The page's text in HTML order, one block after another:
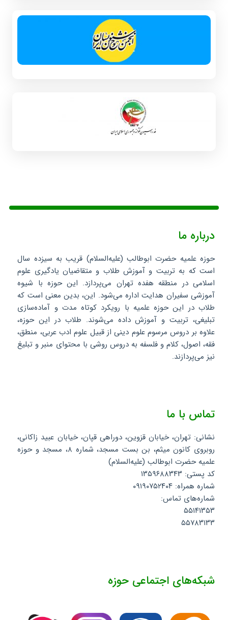
درباره ما
حوزه علمیه حضرت ابوطالب (علیه‌السلام) قریب به سیزده سال
است که به تربیت و آموزش طلاب و متقاضیان یادگیری علوم
اسلامی در منطقه هفده تهران می‌پردازد. این حوزه با شیوه
آموزشی سفیران هدایت اداره می‌شود. این، بدین معنی است که
طلاب در این حوزه علمیه با رویکرد کوتاه مدت و آماده‌سازی
تبلیغی، تربیت و آموزش داده می‌شوند. طلاب در این حوزه،
علاوه بر دروس مرسوم علوم دینی از قبیل علوم ادب عربی، منطق،
فقه، اصول، کلام و فلسفه به دروس روشی با محتوای منبر و تبلیغ
نیز می‌پردازند.
تماس با ما
نشانی: تهران، خیابان قزوین، دوراهی قپان، خیابان عبید زاکانی،
روبروی کانون میثم، بن بست مسجد، شماره ۸، مسجد و حوزه
علمیه حضرت ابوطالب (علیه‌السلام)
کد پستی: ۱۳۵۹۶۸۸۳۴۳
شماره همراه: ۰۹۱۹۰۷۵۲۴۰۴
شماره‌های تماس:
۵۵۱۴۱۳۵۳
۵۵۷۸۳۱۳۳
شبکه‌های اجتماعی حوزه